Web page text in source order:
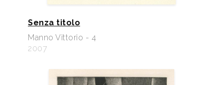
Senza titolo
Manno Vittorio - 4
2007